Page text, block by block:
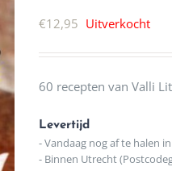
€12,95 Uitverkocht
60 recepten van Valli
Levertijd
- Vandaag nog af te halen
- Binnen Utrecht